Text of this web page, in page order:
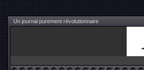
Un journal purement révolutionnaire